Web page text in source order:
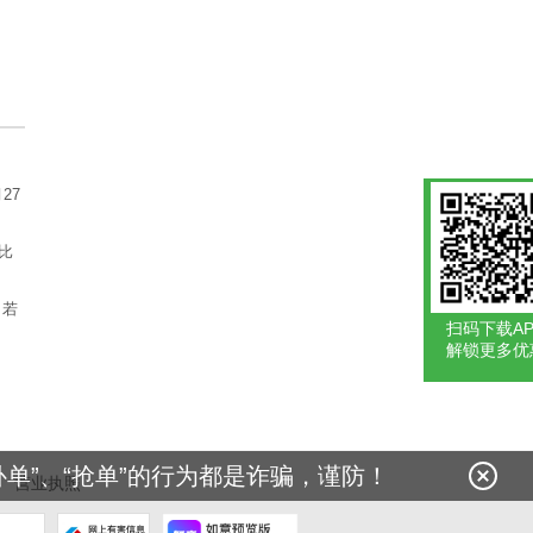
27
营业执照
扫码下载
解锁更多优
”、“抢单”的行为都是诈骗，谨防！